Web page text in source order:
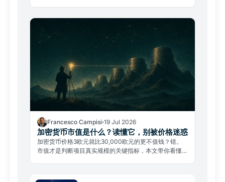
Francesco Campisi 19 Jul 2026
加密货币市值是什么？读懂它，别被价格迷惑
加密货币价格3欧元就比30,000欧元的更不值钱？错。
市值才是判断项目真实规模的关键指标，本文带你看懂市